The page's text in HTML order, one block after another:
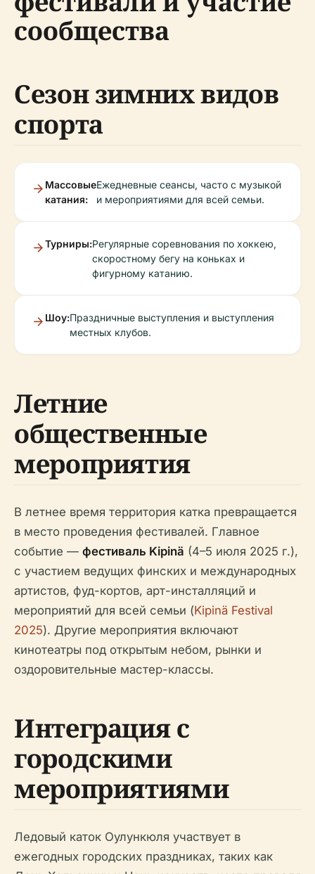
сообщества
Сезон зимних видов
спорта
Массовые
катания:
Ежедневные сеансы, часто с музыкой
и мероприятиями для всей семьи.
Турниры:Регулярные соревнования по хоккею,
скоростному бегу на коньках и
фигурному катанию.
Шоу:Праздничные выступления и выступления
местных клубов.
Летние
общественные
мероприятия
В летнее время территория катка превращается
в место проведения фестивалей. Главное
событие — фестиваль Kipinä (4–5 июля 2025 г.),
с участием ведущих финских и международных
артистов, фуд-кортов, арт-инсталляций и
мероприятий для всей семьи (Kipinä Festival
2025). Другие мероприятия включают
кинотеатры под открытым небом, рынки и
оздоровительные мастер-классы.
Интеграция с
городскими
мероприятиями
Ледовый каток Оулункюля участвует в
ежегодных городских праздниках, таких как